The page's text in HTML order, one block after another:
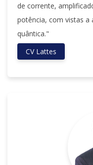
de corrente,
potência, com vistas a
quântica."
CV Lattes